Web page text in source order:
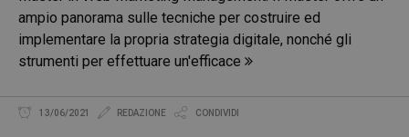
ampio panorama sulle tecniche per costruire ed
implementare la propria strategia digitale, nonché gli
strumenti per effettuare un'efficace
13/06/2021 REDAZIONE CONDIVIDI